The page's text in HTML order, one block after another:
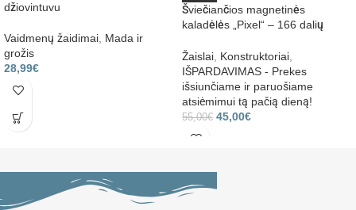
džiovintuvu
Vaidmenų žaidimai Mada ir
grožis
28,99€
Šviečiančios magnetinės
kaladėlės „Pixel“ – 166 dalių
elementais.
Žaislai, Konstruktoriai,
IŠPARDAVIMAS - Prekes
išsiunčiame ir paruošiame
atsiėmimui tą pačią dieną!
55,00€ 45,00€